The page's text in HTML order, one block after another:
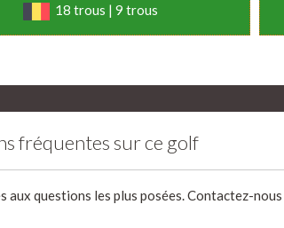
18 trous | 9 trous
fréquentes sur ce golf
aux questions les plus posées. Contactez-